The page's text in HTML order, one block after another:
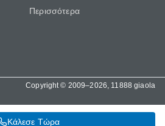
Κάλεσε Τώρα
Περισσότερα
Copyright © 2009–2026, 11888 giaola